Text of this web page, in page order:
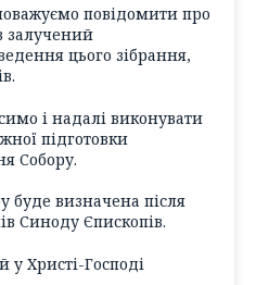
повідомити про
залучений
цього зібрання,
і надалі виконувати
підготовки
Собору.
буде визначена після
Синоду Єпископів.
Христі-Господі